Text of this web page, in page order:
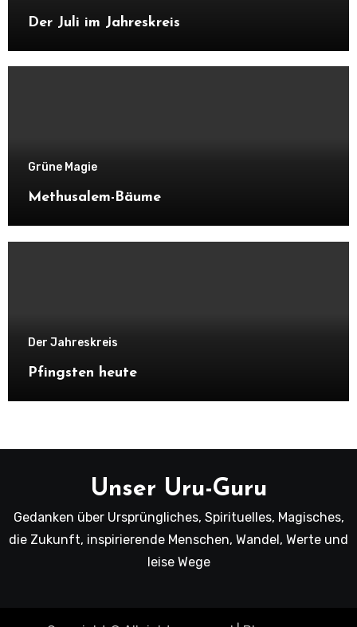
Der Juli im Jahreskreis
Grüne Magie
Methusalem-Bäume
Der Jahreskreis
Pfingsten heute
Unser Uru-Guru
Gedanken über Ursprüngliches, Spirituelles, Magisches,
die Zukunft, inspirierende Menschen, Wandel, Werte und
leise Wege